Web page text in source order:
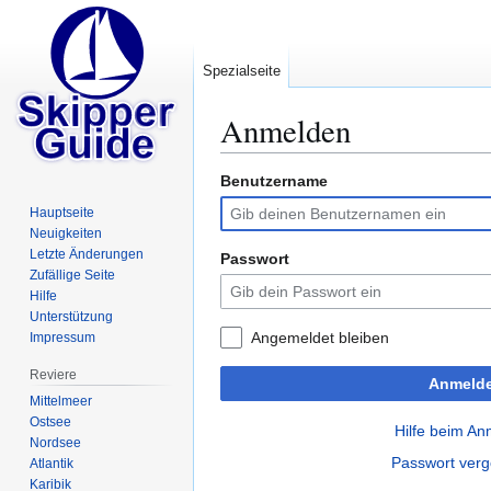
Anmelden
Zur
Navigation
springen
Zur
Suche
springen
Benutzername
Passwort
Angemeldet bleiben
Hilfe beim
Passwort
Spezialseite
Hauptseite
Neuigkeiten
Letzte Änderungen
Zufällige Seite
Hilfe
Unterstützung
Impressum
Reviere
Mittelmeer
Ostsee
Nordsee
Atlantik
Karibik